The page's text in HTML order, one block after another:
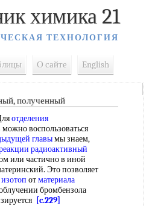
химика 21
ТЕХНОЛОГИЯ
О сайте English
полученный
отделения
можно воспользоваться
главымы знаем,
радиоактивный
или частично в иной
Это позволяет
отматериала
бромбензола
[c.229]